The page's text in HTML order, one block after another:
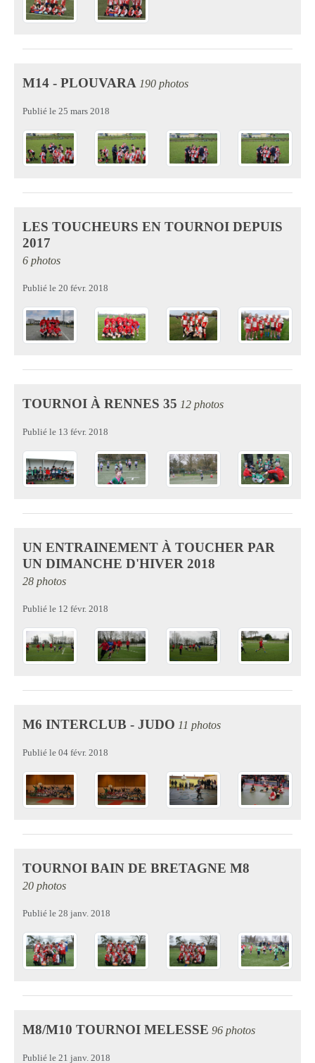
M14 - PLOUVARA 190 photos
Publié le 25 mars 2018
LES TOUCHEURS EN TOURNOI DEPUIS
2017
6 photos
Publié le 20 févr. 2018
TOURNOI À RENNES 35 12 photos
Publié le 13 févr. 2018
UN ENTRAINEMENT À TOUCHER PAR
UN DIMANCHE D'HIVER 2018
28 photos
Publié le 12 févr. 2018
M6 INTERCLUB - JUDO 11 photos
Publié le 04 févr. 2018
TOURNOI BAIN DE BRETAGNE M8
20 photos
Publié le 28 janv. 2018
M8/M10 TOURNOI MELESSE 96 photos
Publié le 21 janv. 2018